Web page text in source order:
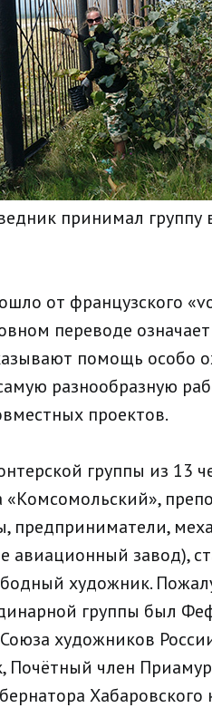
принимал
от французского
переводе
помощь особо
разнообразную
проектов.
группы из 13
предприниматели,
авиационный завод),
художник.
группы был
художников
член
Хабаровского